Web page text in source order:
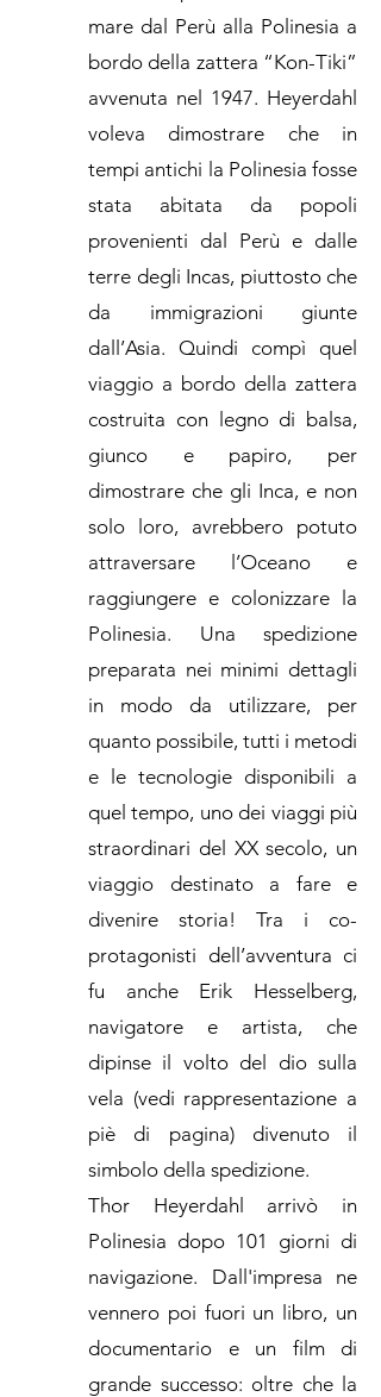
mare dal Perù alla Polinesia a
bordo della zattera “Kon-Tiki”
avvenuta nel 1947. Heyerdahl
voleva dimostrare che in
tempi antichi la Polinesia fosse
stata abitata da popoli
provenienti dal Perù e dalle
terre degli Incas, piuttosto che
da immigrazioni giunte
dall’Asia. Quindi compì quel
viaggio a bordo della zattera
costruita con legno di balsa,
giunco e papiro, per
dimostrare che gli Inca, e non
solo loro, avrebbero potuto
attraversare l’Oceano e
raggiungere e colonizzare la
Polinesia. Una spedizione
preparata nei minimi dettagli
in modo da utilizzare, per
quanto possibile, tutti i metodi
e le tecnologie disponibili a
quel tempo, uno dei viaggi più
straordinari del XX secolo, un
viaggio destinato a fare e
divenire storia! Tra i co-
protagonisti dell’avventura ci
fu anche Erik Hesselberg,
navigatore e artista, che
dipinse il volto del dio sulla
vela (vedi rappresentazione a
piè di pagina) divenuto il
simbolo della spedizione.
Thor Heyerdahl arrivò in
Polinesia dopo 101 giorni di
navigazione. Dall'impresa ne
vennero poi fuori un libro, un
documentario e un film di
grande successo: oltre che la